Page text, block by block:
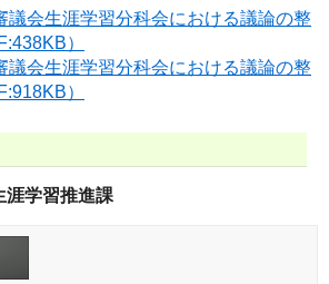
議会生涯学習分科会における議論の整
）
議会生涯学習分科会における議論の整
）
涯学習推進課